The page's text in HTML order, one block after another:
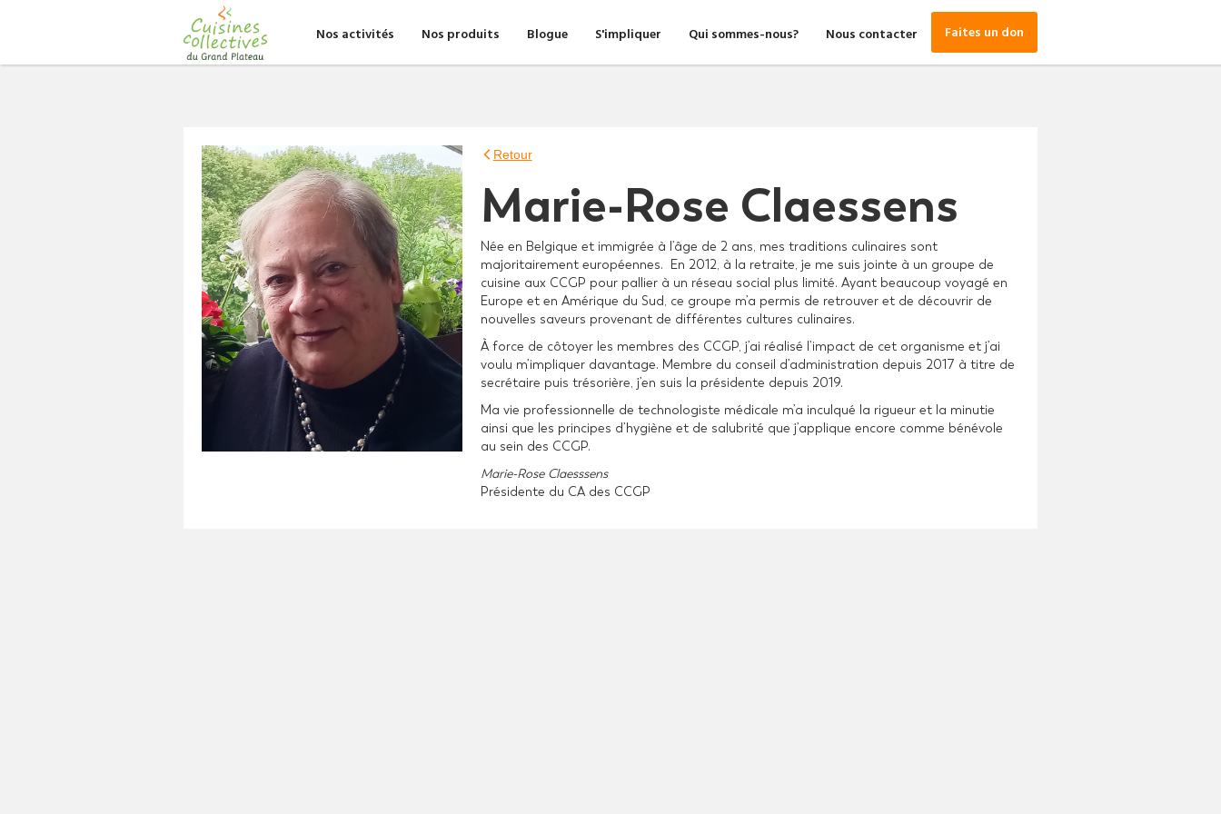
Nos activités Nos produits Blogue S'impliquer Qui sommes-nous? Nous contacter Faites un don
arrow_back_ios_new Retour
Marie-Rose Claessens
Née en Belgique et immigrée à l’âge de 2 ans, mes traditions culinaires sont
majoritairement européennes. En 2012, à la retraite, je me suis jointe à un groupe de
cuisine aux CCGP pour pallier à un réseau social plus limité. Ayant beaucoup voyagé en
Europe et en Amérique du Sud, ce groupe m’a permis de retrouver et de découvrir de
nouvelles saveurs provenant de différentes cultures culinaires.
À force de côtoyer les membres des CCGP, j’ai réalisé l’impact de cet organisme et j’ai
voulu m’impliquer davantage. Membre du conseil d’administration depuis 2017 à titre de
secrétaire puis trésorière, j’en suis la présidente depuis 2019.
Ma vie professionnelle de technologiste médicale m’a inculqué la rigueur et la minutie
ainsi que les principes d’hygiène et de salubrité que j’applique encore comme bénévole
au sein des CCGP.
Marie-Rose Claesssens
Présidente du CA des CCGP